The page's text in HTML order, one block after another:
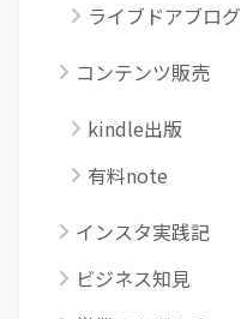
ライブドアブログ
コンテンツ販売
kindle出版
有料note
インスタ実践記
ビジネス知見